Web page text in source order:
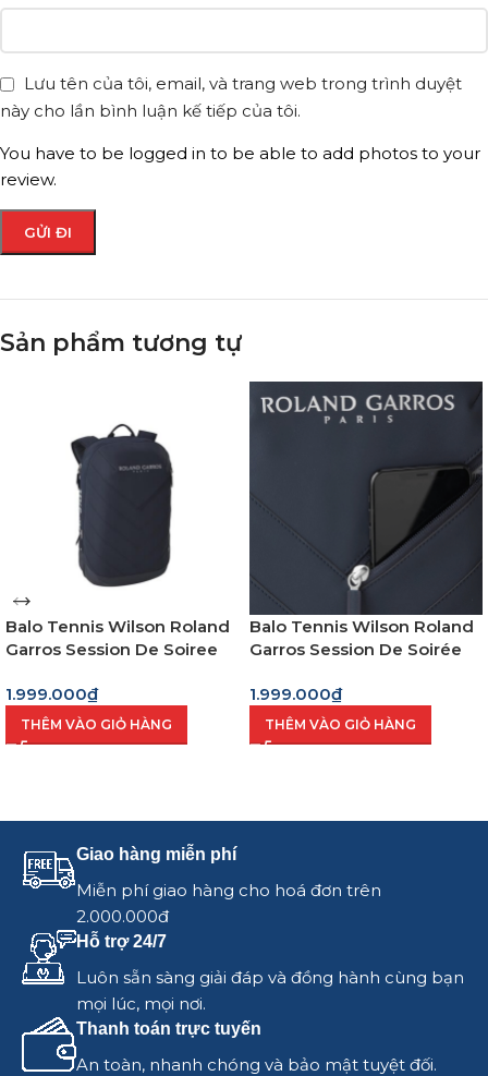
Lưu tên của tôi, email, và trang web trong trình duyệt
này cho lần bình luận kế tiếp của tôi.
You have to be logged in to be able to add photos to your
review.
Sản phẩm tương tự
Balo Tennis Wilson Roland
Garros Session De Soiree
1.999.000₫
THÊM VÀO GIỎ HÀNG
Balo Tennis Wilson Roland
Garros Session De Soirée
1.999.000₫
THÊM VÀO GIỎ HÀNG
Giao hàng miễn phí
Miễn phí giao hàng cho hoá đơn trên
2.000.000đ
Hỗ trợ 24/7
Luôn sẵn sàng giải đáp và đồng hành cùng bạn
mọi lúc, mọi nơi.
Thanh toán trực tuyến
An toàn, nhanh chóng và bảo mật tuyệt đối.